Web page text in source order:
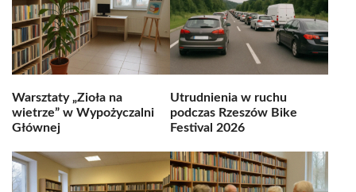
Warsztaty „Zioła na
wietrze” w Wypożyczalni
Głównej
Utrudnienia w ruchu
podczas Rzeszów Bike
Festival 2026